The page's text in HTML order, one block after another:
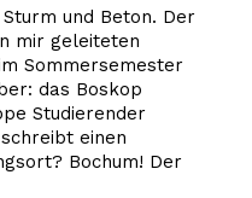
und Beton. Der
mir geleiteten
Sommersemester
das Boskop
Studierender
einen
Bochum! Der